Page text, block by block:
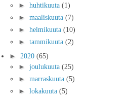
► huhtikuuta (1)
► maaliskuuta (7)
► helmikuuta (10)
► tammikuuta (2)
► 2020 (65)
► joulukuuta (25)
► marraskuuta (5)
► lokakuuta (5)